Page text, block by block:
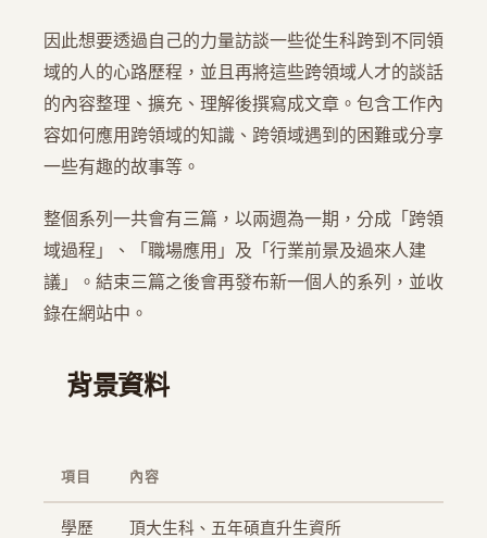
因此想要透過自己的力量訪談一些從生科跨到不同領
域的人的心路歷程，並且再將這些跨領域人才的談話
的內容整理、擴充、理解後撰寫成文章。包含工作內
容如何應用跨領域的知識、跨領域遇到的困難或分享
一些有趣的故事等。
整個系列一共會有三篇，以兩週為一期，分成「跨領
域過程」、「職場應用」及「行業前景及過來人建
議」。結束三篇之後會再發布新一個人的系列，並收
錄在網站中。
背景資料
項目 內容
學歷 頂大生科、五年碩直升生資所